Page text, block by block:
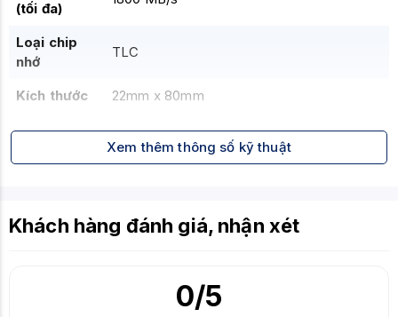
(tối đa)
Loại chip
nhớ
TLC
Kích thước 22mm x 80mm
Xem thêm thông số kỹ thuật
Khách hàng đánh giá, nhận xét
0/5